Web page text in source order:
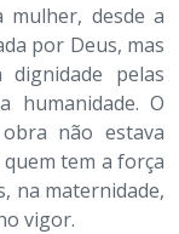
mulher, desde a
por Deus, mas
pelas
humanidade. O
não estava
tem a força
na maternidade,
vigor.